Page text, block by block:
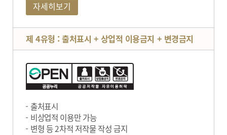
자세히보기
제 4유형 : 출처표시 + 상업적 이용금지 + 변경금지
출처표시
비상업적 이용만 가능
변형 등 2차적 저작물 작성 금지